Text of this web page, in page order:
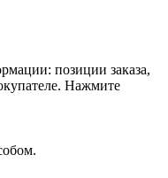
позиции заказа,
Нажмите